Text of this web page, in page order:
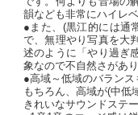
韻なども非常にハイレ
●また、(黒江的には通
で、無理やり写真を大
述のように「やり過ぎ
象なので不自然さがあり
●高域～低域のバランス
もちろん、高域が(中低
きれいなサウンドステ